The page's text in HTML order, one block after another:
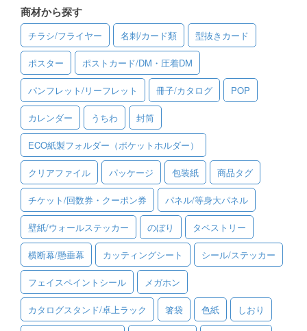
写真からイラスト作成
デザイン制作例
ご利用料金
ご利用ガイド
ご利用の流れ
ご注文方法について
キャンセルについて
FAQ（よくあるご質問）
資料をダウンロード
ご利用規約
お見積り・お問合せ
商材から探す
チラシ/フライヤー 名刺/カード類 型抜きカード
ポスター ポストカード/DM・圧着DM
パンフレット/リーフレット 冊子/カタログ POP
カレンダー うちわ 封筒
ECO紙製フォルダー（ポケットホルダー）
クリアファイル パッケージ 包装紙 商品タグ
チケット/回数券・クーポン券 パネル/等身大パネル
壁紙/ウォールステッカー のぼり タペストリー
横断幕/懸垂幕 カッティングシート シール/ステッカー
フェイスペイントシール メガホン
カタログスタンド/卓上ラック 箸袋 色紙 しおり